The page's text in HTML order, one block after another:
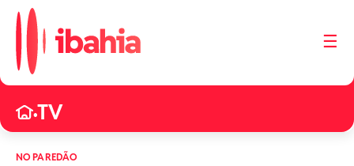
☰
•TV
NO PAREDÃO